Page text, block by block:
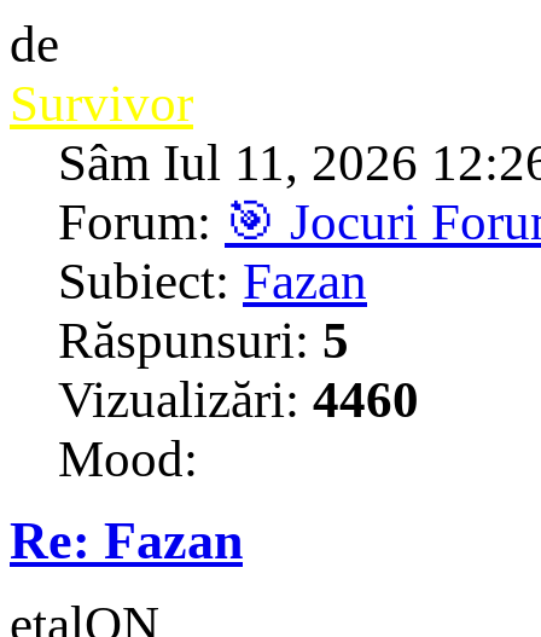
de
Survivor
Sâm Iul 11, 2026
Forum: 🎯 Jocuri
Subiect: Fazan
Răspunsuri: 5
Vizualizări: 4460
Mood:
Re: Fazan
etalON